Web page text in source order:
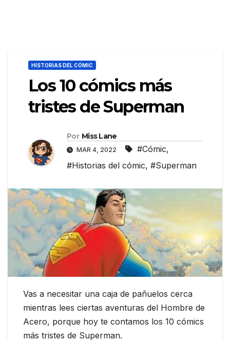
HISTORIAS DEL CÓMIC
Los 10 cómics más
tristes de Superman
Por Miss Lane
MAR 4, 2022 #Cómic,
#Historias del cómic, #Superman
Vas a necesitar una caja de pañuelos cerca
mientras lees ciertas aventuras del Hombre de
Acero, porque hoy te contamos los 10 cómics
más tristes de Superman.